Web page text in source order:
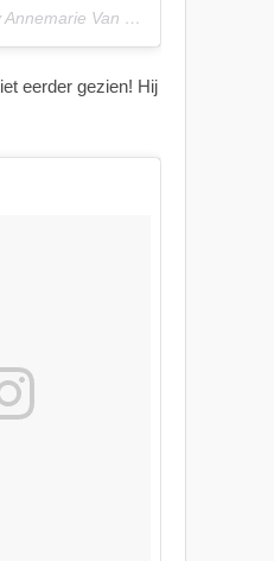
A photo posted by Annemarie Van Rosmalen (@annemarievrosmalen) on
eerder gezien! Hij